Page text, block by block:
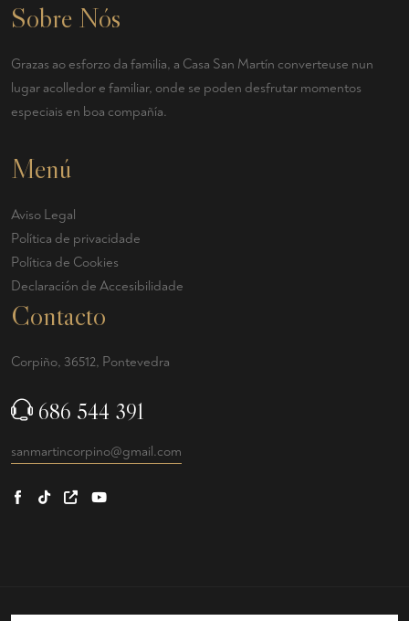
Sobre Nós
Grazas ao esforzo da familia, a Casa San Martín converteuse nun
lugar acolledor e familiar, onde se poden desfrutar momentos
especiais en boa compañía.
Menú
Aviso Legal
Política de privacidade
Política de Cookies
Declaración de Accesibilidade
Contacto
Corpiño, 36512, Pontevedra
686 544 391
sanmartincorpino@gmail.com